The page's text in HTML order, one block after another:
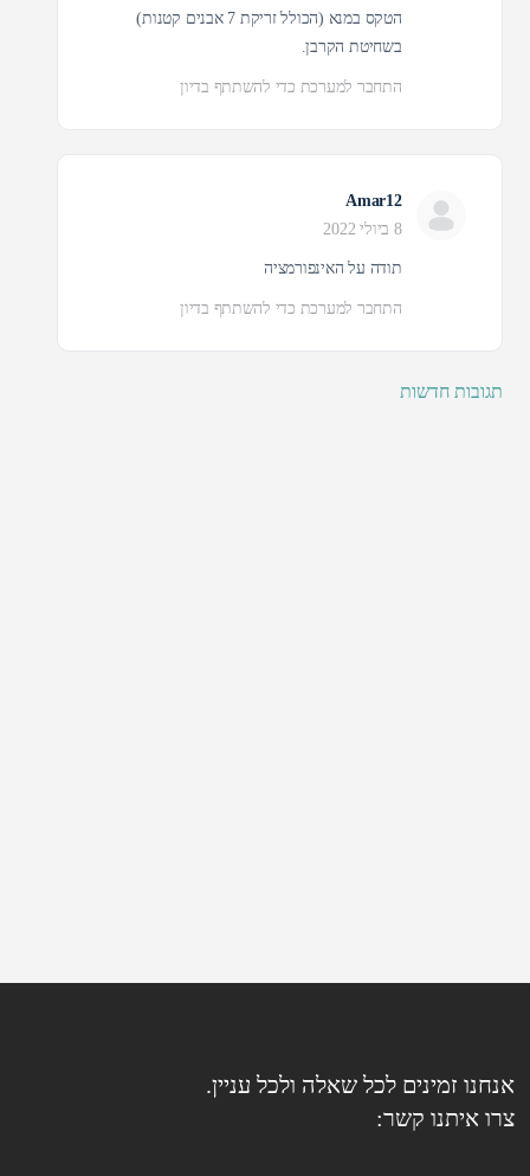
הטקס במנא (הכולל זריקת 7 אבנים קטנות)
בשחיטת הקרבן.
התחבר למערכת כדי להשתתף בדיון
Amar12
תודה על האינפורמציה
התחבר למערכת כדי להשתתף בדיון
תגובות חדשות
אנחנו זמינים לכל שאלה ולכל עניין.
צרו איתנו קשר: